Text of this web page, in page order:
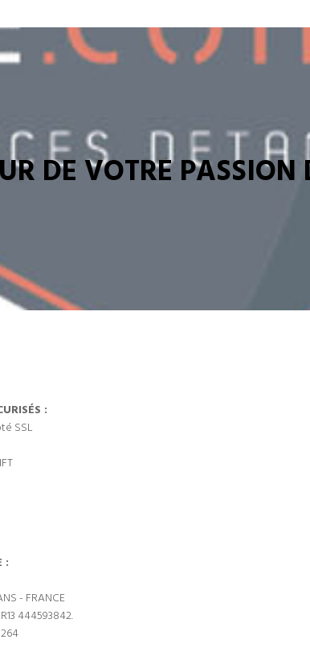
DE VOTRE PASSION
:
SSL
:
- FRANCE
444593842.